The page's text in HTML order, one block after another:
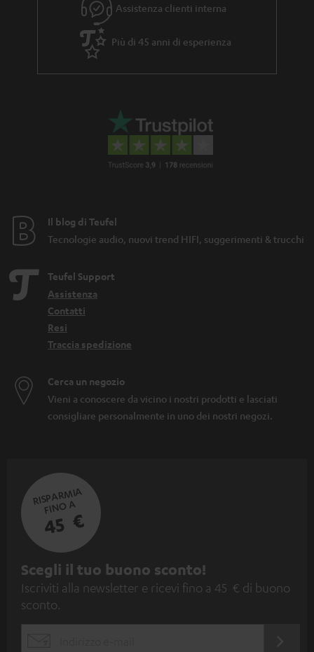
Assistenza clienti interna
Più di 45 anni di esperienza
Il blog di Teufel
Tecnologie audio, nuovi trend HIFI, suggerimenti & trucchi
Teufel Support
Assistenza
Contatti
Resi
Traccia spedizione
Cerca un negozio
Vieni a conoscere da vicino i nostri prodotti e lasciati
consigliare personalmente in uno dei nostri negozi.
RISPARMIA
FINO A
45 €
I
s
c
Scegli il tuo buono sconto!
Iscriviti alla newsletter e ricevi fino a 45 € di buono
sconto.